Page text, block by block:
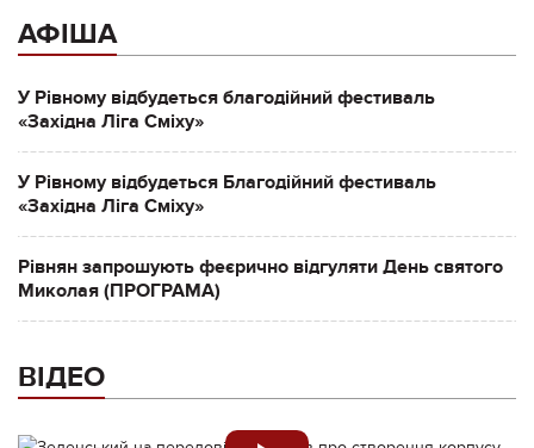
АФІША
У Рівному відбудеться благодійний фестиваль
«Західна Ліга Сміху»
У Рівному відбудеться Благодійний фестиваль
«Західна Ліга Сміху»
Рівнян запрошують феєрично відгуляти День святого
Миколая (ПРОГРАМА)
ВІДЕО